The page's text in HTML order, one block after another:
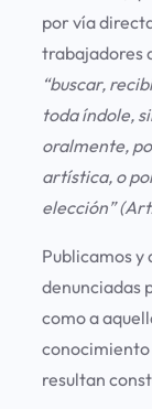
por vía
trabajadores
“buscar,
toda índole,
oralmente,
artística, o
elección”
Publicamos y
denunciadas
como a
conocimiento
resultan